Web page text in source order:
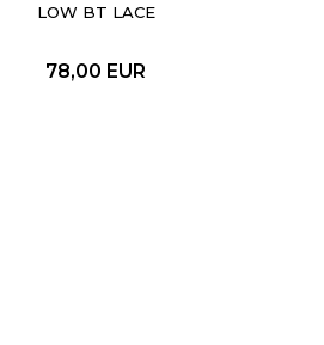
LOW BT LACE
78,00 EUR